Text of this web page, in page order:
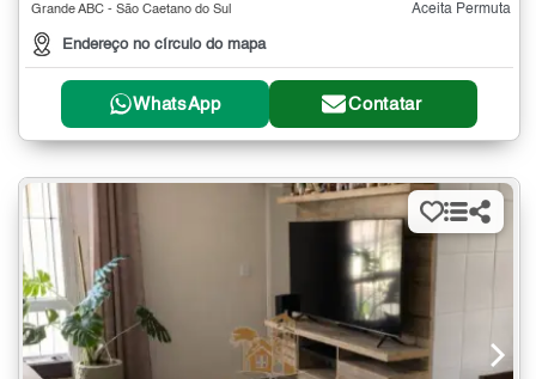
Grande ABC - São Caetano do Sul
Endereço no círculo do mapa
Aceita Permuta
WhatsApp Contatar